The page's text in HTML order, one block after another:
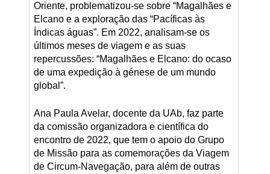
Oriente, problematizou-se sobre “Magalhães e
Elcano e a exploração das “Pacíficas às
Índicas águas”. Em 2022, analisam-se os
últimos meses de viagem e as suas
repercussões: “Magalhães e Elcano: do ocaso
de uma expedição à génese de um mundo
global”.
Ana Paula Avelar, docente da UAb, faz parte
da comissão organizadora e científica do
encontro de 2022, que tem o apoio do Grupo
de Missão para as comemorações da Viagem
de Circum-Navegação, para além de outras